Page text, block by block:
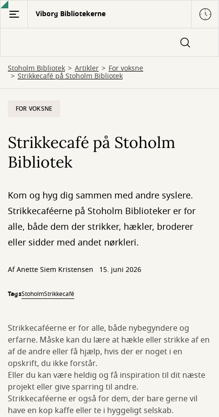
Gå
hovedindhold
Viborg Bibliotekerne
Stoholm Bibliotek Artikler For voksne
Strikkecafé på Stoholm Bibliotek
FOR VOKSNE
Strikkecafé på Stoholm
Bibliotek
Kom og hyg dig sammen med andre syslere.
Strikkecaféerne på Stoholm Biblioteker er for
alle, både dem der strikker, hækler, broderer
eller sidder med andet nørkleri.
AfAnette Siem Kristensen 15. juni 2026
TagsStoholmStrikkecafé
Strikkecaféerne er for alle, både nybegyndere og
erfarne. Måske kan du lære at hækle eller strikke af en
af de andre eller få hjælp, hvis der er noget i en
opskrift, du ikke forstår.
Eller du kan være heldig og få inspiration til dit næste
projekt eller give sparring til andre.
Strikkecaféerne er også for dem, der bare gerne vil
have en kop kaffe eller te i hyggeligt selskab.